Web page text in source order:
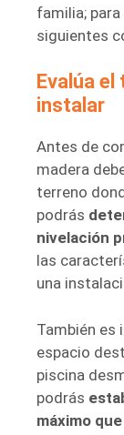
familia;
siguientes
Evalúa el
instalar
Antes de
madera
terreno
podrás
nivelación
las
una
También es
espacio
piscina
podrás
máximo